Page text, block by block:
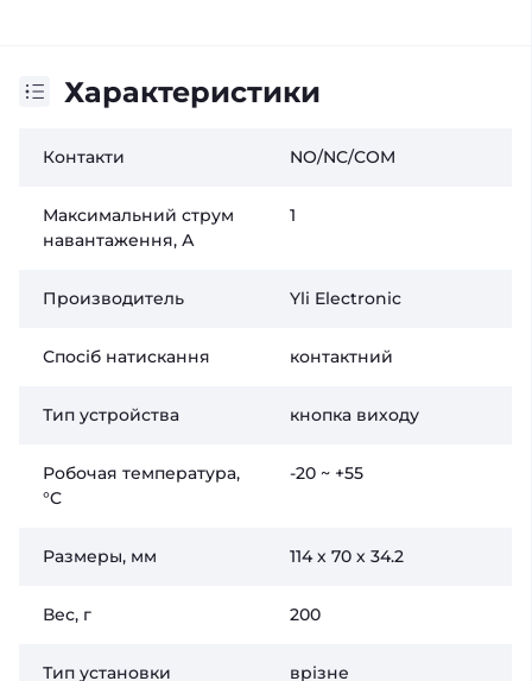
Характеристики
Контакти NO/NC/COM
Максимальний струм
навантаження, А
1
Производитель Yli Electronic
Спосіб натискання контактний
Тип устройства кнопка виходу
Робочая температура,
°C
-20 ~ +55
Размеры, мм 114 х 70 х 34.2
Вес, г 200
Тип установки врізне